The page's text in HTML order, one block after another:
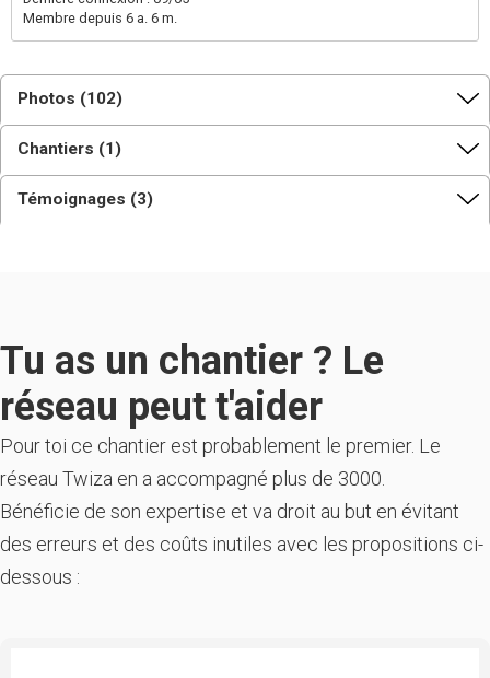
Membre depuis 6 a. 6 m.
Photos (102)
Chantiers (1)
Témoignages (3)
Tu as un chantier ? Le
réseau peut t'aider
Pour toi ce chantier est probablement le premier. Le
réseau Twiza en a accompagné plus de 3000.
Bénéficie de son expertise et va droit au but en évitant
des erreurs et des coûts inutiles avec les propositions ci-
dessous :